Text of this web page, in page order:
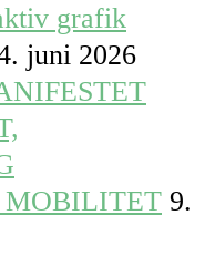
grafik
juni 2026
9.